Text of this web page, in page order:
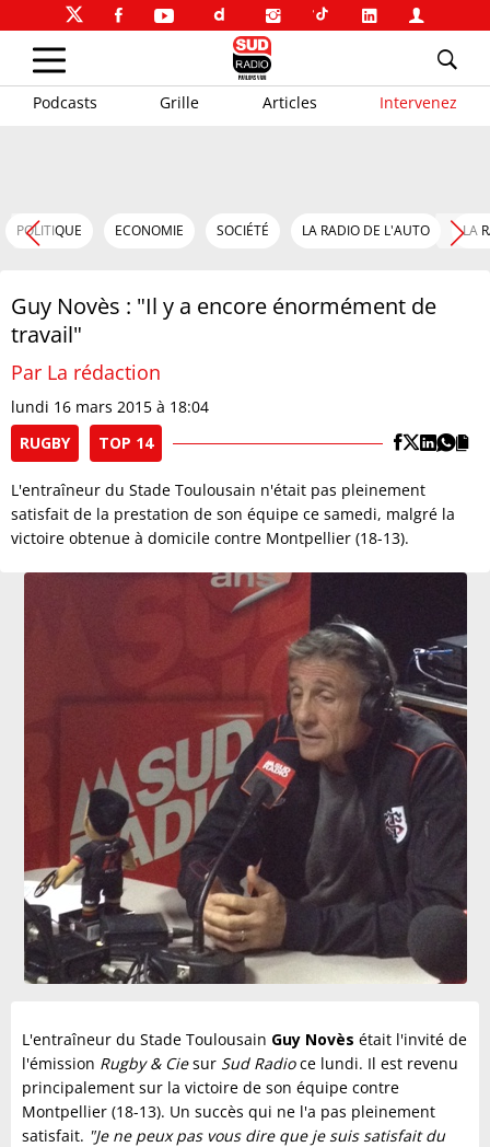
Podcasts Grille Articles Intervenez
POLITIQUE ECONOMIE SOCIÉTÉ LA RADIO DE L'AUTO LA
Guy Novès : "Il y a encore énormément de
travail"
Par La rédaction
lundi 16 mars 2015 à 18:04
RUGBY
TOP 14
L'entraîneur du Stade Toulousain n'était pas pleinement
satisfait de la prestation de son équipe ce samedi, malgré la
victoire obtenue à domicile contre Montpellier (18-13).
L'entraîneur du Stade Toulousain Guy Novès était l'invité de
l'émission Rugby & Ciesur Sud Radioce lundi. Il est revenu
principalement sur la victoire de son équipe contre
Montpellier (18-13). Un succès qui ne l'a pas pleinement
satisfait. "Je ne peux pas vous dire que je suis satisfait du